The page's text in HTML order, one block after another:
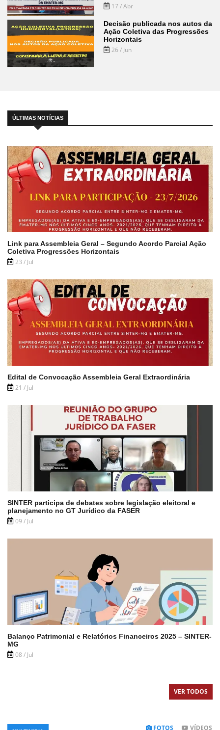
17 / Abr
Decisão publicada nos autos da
Ação Coletiva das Progressões
Horizontais
26 / Jun
ÚLTIMAS NOTÍCIAS
Link para Assembleia Geral – Segundo Acordo Parcial Ação
Coletiva Progressões Horizontais
23 / Jul
Edital de Convocação Assembleia Geral Extraordinária
21 / Jul
SINTER participa de debates sobre legislação eleitoral e
planejamento no GT Jurídico da FASER
09 / Jul
Balanço Patrimonial e Relatórios Financeiros 2025 – SINTER-
MG
08 / Jul
VER TODOS
FOTOS VÍDEOS